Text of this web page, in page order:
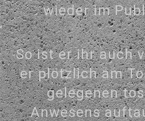
wieder im
So ist er ihr auch
er plötzlich am
gelegenen
Anwesens